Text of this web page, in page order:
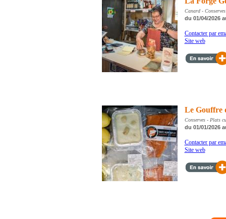
Canard -
du 01/04/2026
Contacter par
Site web
Le Gouffre
Conserves - Plats
du 01/01/2026
Contacter par
Site web